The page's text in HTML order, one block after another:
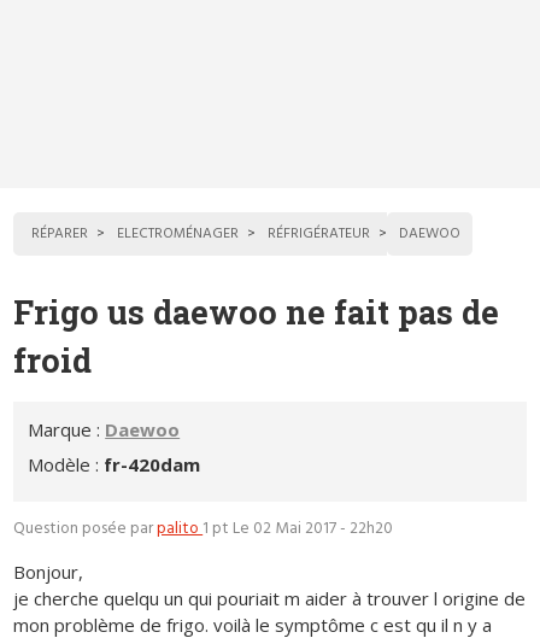
RÉPARER ELECTROMÉNAGER RÉFRIGÉRATEUR DAEWOO
Frigo us daewoo ne fait pas de
froid
Marque : Daewoo
Modèle : fr-420dam
Question posée parpalito1 pt Le 02 Mai 2017 - 22h20
Bonjour,
je cherche quelqu un qui pouriait m aider à trouver l origine de
mon problème de frigo. voilà le symptôme c est qu il n y a